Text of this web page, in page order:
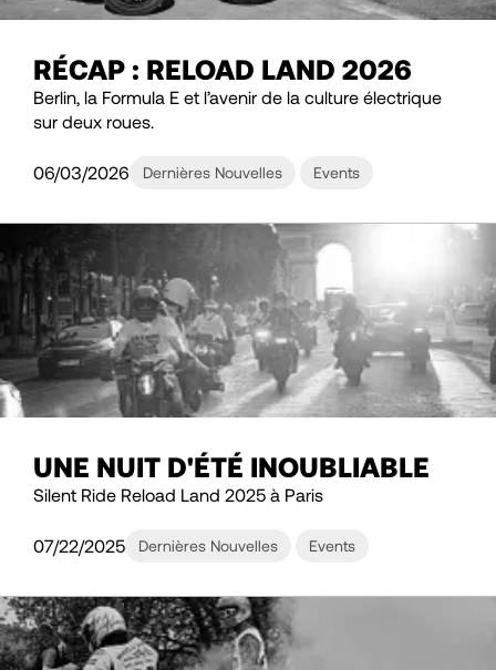
RÉCAP : RELOAD LAND 2026
Berlin, la Formula E et l’avenir de la culture électrique
sur deux roues.
06/03/2026 Dernières Nouvelles Events
UNE NUIT D'ÉTÉ INOUBLIABLE
Silent Ride Reload Land 2025 à Paris
07/22/2025 Dernières Nouvelles Events